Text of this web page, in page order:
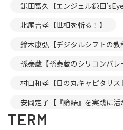
鎌田富久【エンジェル鎌田’sEye
北尾吉孝【世相を斬る！】
鈴木康弘【デジタルシフトの教
孫泰蔵【孫泰蔵のシリコンバレ
村口和孝【日の丸キャピタリス
安岡定子【『論語』を実践に活
TERM